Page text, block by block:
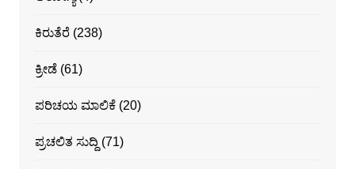
ಕಿರುತೆರೆ(238)
ಕ್ರೀಡೆ(61)
ಪರಿಚಯ ಮಾಲಿಕೆ(20)
ಪ್ರಚಲಿತ ಸುದ್ದಿ (71)